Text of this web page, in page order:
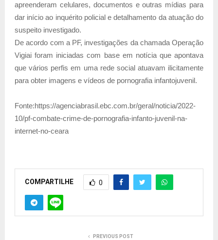
apreenderam celulares, documentos e outras mídias para
dar início ao inquérito policial e detalhamento da atuação do
suspeito investigado.
De acordo com a PF, investigações da chamada Operação
Vigiai foram iniciadas com base em notícia que apontava
que vários perfis em uma rede social atuavam ilicitamente
para obter imagens e vídeos de pornografia infantojuvenil.
Fonte:https://agenciabrasil.ebc.com.br/geral/noticia/2022-
10/pf-combate-crime-de-pornografia-infanto-juvenil-na-
internet-no-ceara
COMPARTILHE 0
PREVIOUS POST